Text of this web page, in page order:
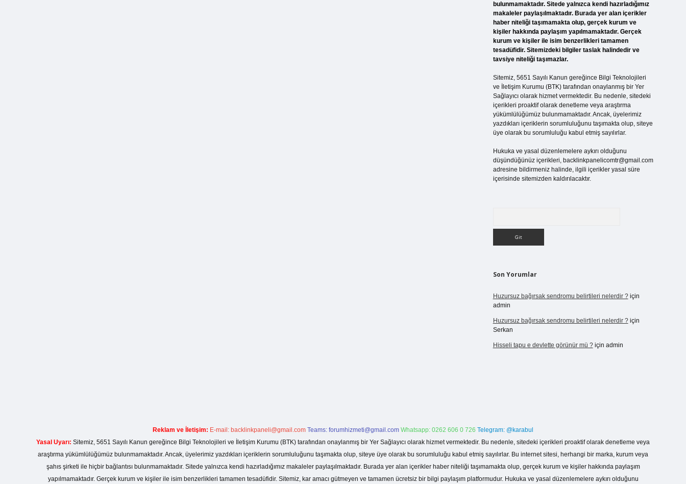
bulunmamaktadır. Sitede yalnızca kendi hazırladığımız
makaleler paylaşılmaktadır. Burada yer alan içerikler
haber niteliği taşımamakta olup, gerçek kurum ve
kişiler hakkında paylaşım yapılmamaktadır. Gerçek
kurum ve kişiler ile isim benzerlikleri tamamen
tesadüfidir. Sitemizdeki bilgiler taslak halindedir ve
tavsiye niteliği taşımazlar.
Sitemiz, 5651 Sayılı Kanun gereğince Bilgi Teknolojileri
ve İletişim Kurumu (BTK) tarafından onaylanmış bir Yer
Sağlayıcı olarak hizmet vermektedir. Bu nedenle, sitedeki
içerikleri proaktif olarak denetleme veya araştırma
yükümlülüğümüz bulunmamaktadır. Ancak, üyelerimiz
yazdıkları içeriklerin sorumluluğunu taşımakta olup, siteye
üye olarak bu sorumluluğu kabul etmiş sayılırlar.
Hukuka ve yasal düzenlemelere aykırı olduğunu
düşündüğünüz içerikleri, backlinkpanelicomtr@gmail.com
adresine bildirmeniz halinde, ilgili içerikler yasal süre
içerisinde sitemizden kaldırılacaktır.
Son Yorumlar
Huzursuz bağırsak sendromu belirtileri nelerdir ?için
admin
Huzursuz bağırsak sendromu belirtileri nelerdir ?için
Serkan
Hisseli tapu e devlette görünür mü ?için admin
Reklam ve İletişim: E-mail: backlinkpaneli@gmail.com Teams: forumhizmeti@gmail.com Whatsapp: 0262 606 0 726 Telegram: @karabul
Yasal Uyarı: Sitemiz, 5651 Sayılı Kanun gereğince Bilgi Teknolojileri ve İletişim Kurumu (BTK) tarafından onaylanmış bir Yer Sağlayıcı olarak hizmet vermektedir. Bu nedenle, sitedeki içerikleri proaktif olarak denetleme veya
araştırma yükümlülüğümüz bulunmamaktadır. Ancak, üyelerimiz yazdıkları içeriklerin sorumluluğunu taşımakta olup, siteye üye olarak bu sorumluluğu kabul etmiş sayılırlar. Bu internet sitesi, herhangi bir marka, kurum veya
şahıs şirketi ile hiçbir bağlantısı bulunmamaktadır. Sitede yalnızca kendi hazırladığımız makaleler paylaşılmaktadır. Burada yer alan içerikler haber niteliği taşımamakta olup, gerçek kurum ve kişiler hakkında paylaşım
yapılmamaktadır. Gerçek kurum ve kişiler ile isim benzerlikleri tamamen tesadüfidir. Sitemiz, kar amacı gütmeyen ve tamamen ücretsiz bir bilgi paylaşım platformudur. Hukuka ve yasal düzenlemelere aykırı olduğunu